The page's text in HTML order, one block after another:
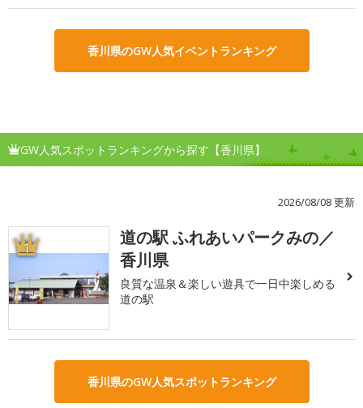
香川県のGW人気イベントランキング
GW人気スポットランキングから探す【香川県】
2026/08/08 更新
1
道の駅 ふれあいパークみの／
香川県
良質な温泉＆楽しい遊具で一日中楽しめる
道の駅
香川県のGW人気スポットランキング